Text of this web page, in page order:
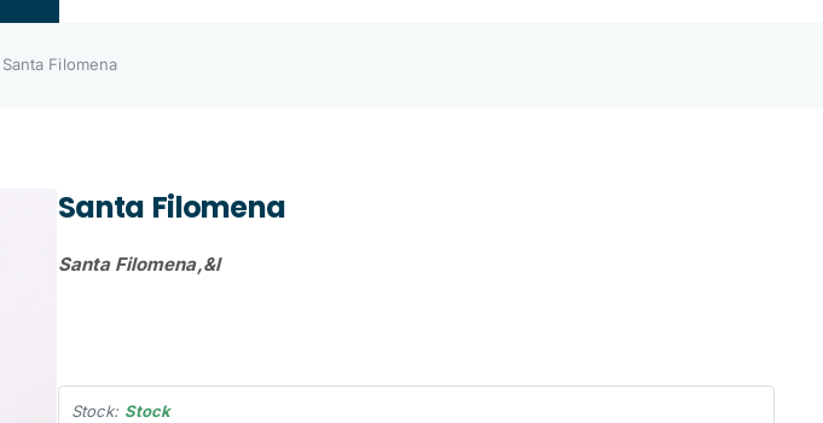
Santa Filomena
Santa Filomena
Santa Filomena,&l
Stock: Stock